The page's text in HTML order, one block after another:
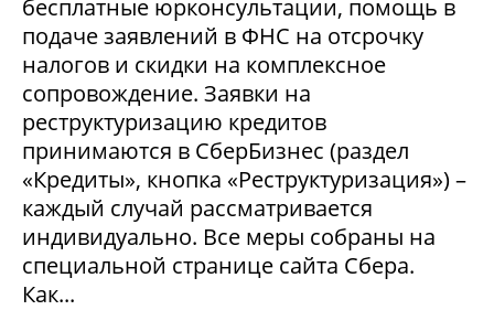
бесплатные юрконсультации, помощь в
подаче заявлений в ФНС на отсрочку
налогов и скидки на комплексное
сопровождение. Заявки на
реструктуризацию кредитов
принимаются в СберБизнес (раздел
«Кредиты», кнопка «Реструктуризация») –
каждый случай рассматривается
индивидуально. Все меры собраны на
специальной странице сайта Сбера.
Как...